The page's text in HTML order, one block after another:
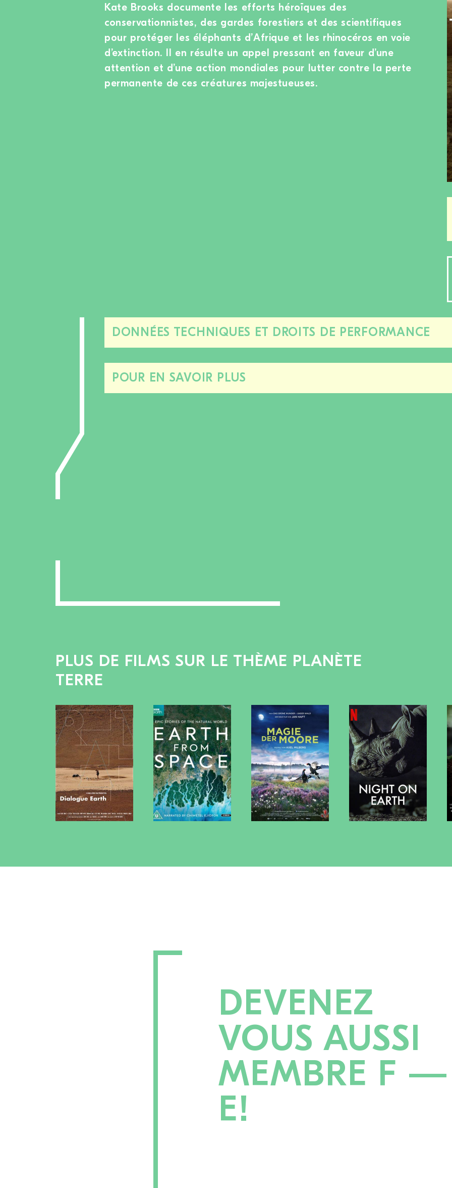
Kate Brooks documente les efforts héroïques des
conservationnistes, des gardes forestiers et des scientifiques
pour protéger les éléphants d’Afrique et les rhinocéros en voie
d’extinction. Il en résulte un appel pressant en faveur d’une
attention et d’une action mondiales pour lutter contre la perte
permanente de ces créatures majestueuses.
DONNÉES TECHNIQUES ET DROITS DE PERFORMANCE
Fermer/ouvrir
cette
section
POUR EN SAVOIR PLUS
cette
PLUS DE FILMS SUR LE THÈME PLANÈTE
TERRE
DEVENEZ
VOUS AUSSI
MEMBRE F —
E!